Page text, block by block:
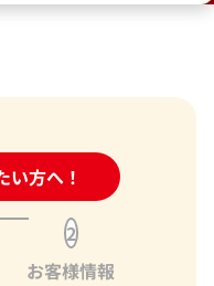
い方へ！
せフォーム
2
お客様情報